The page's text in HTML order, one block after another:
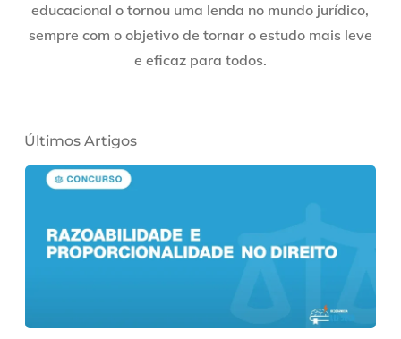
educacional o tornou uma lenda no mundo jurídico,
sempre com o objetivo de tornar o estudo mais leve
e eficaz para todos.
Últimos Artigos